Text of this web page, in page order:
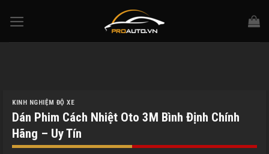
KINH NGHIỆM ĐỘ XE
Dán Phim Cách Nhiệt Oto 3M Bình Định Chính
Hãng – Uy Tín